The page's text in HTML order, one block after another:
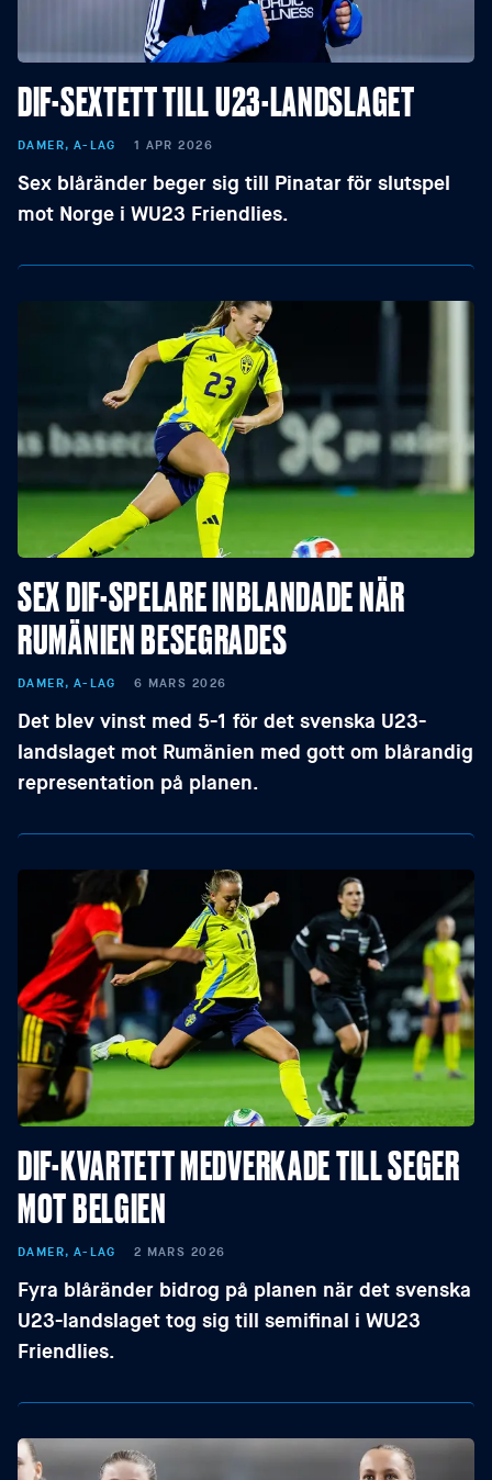
DIF-SEXTETT TILL U23-LANDSLAGET
DAMER, A-LAG 1 APR 2026
Sex blåränder beger sig till Pinatar för slutspel
mot Norge i WU23 Friendlies.
SEX DIF-SPELARE INBLANDADE NÄR
RUMÄNIEN BESEGRADES
DAMER, A-LAG 6 MARS 2026
Det blev vinst med 5-1 för det svenska U23-
landslaget mot Rumänien med gott om blårandig
representation på planen.
DIF-KVARTETT MEDVERKADE TILL SEGER
MOT BELGIEN
DAMER, A-LAG 2 MARS 2026
Fyra blåränder bidrog på planen när det svenska
U23-landslaget tog sig till semifinal i WU23
Friendlies.